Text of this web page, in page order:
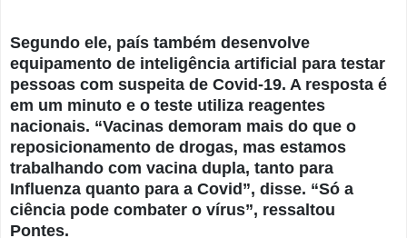
Segundo ele, país também desenvolve
equipamento de inteligência artificial para testar
pessoas com suspeita de Covid-19. A resposta é
em um minuto e o teste utiliza reagentes
nacionais. “Vacinas demoram mais do que o
reposicionamento de drogas, mas estamos
trabalhando com vacina dupla, tanto para
Influenza quanto para a Covid”, disse. “Só a
ciência pode combater o vírus”, ressaltou
Pontes.